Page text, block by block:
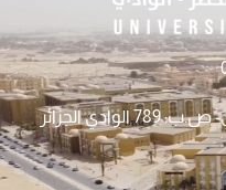
الجزائر